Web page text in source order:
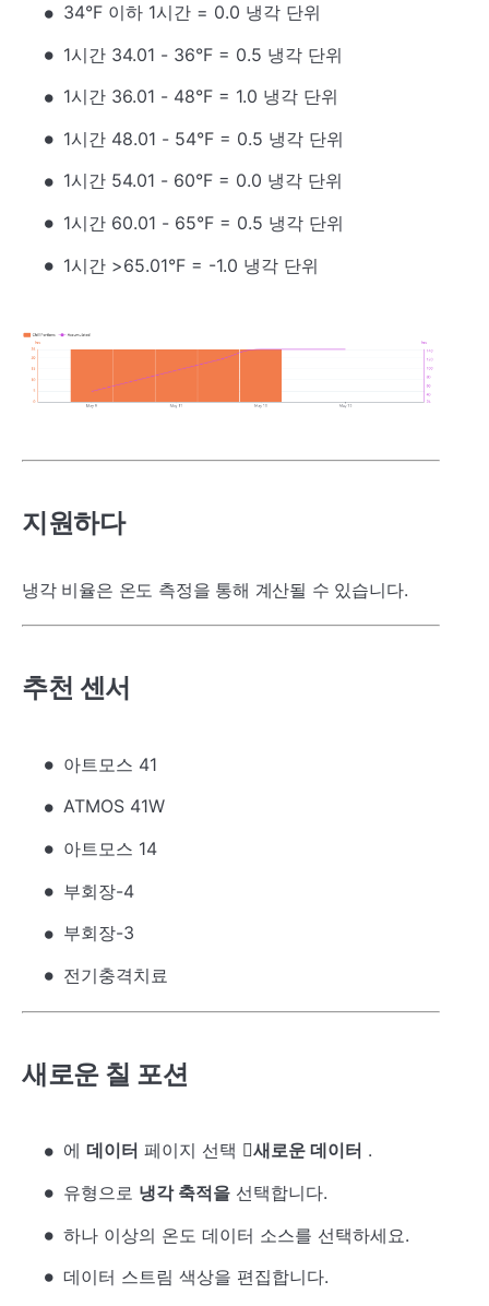
34°F 이하 1시간 = 0.0 냉각 단위
1시간 34.01 - 36°F = 0.5 냉각 단위
1시간 36.01 - 48°F = 1.0 냉각 단위
1시간 48.01 - 54°F = 0.5 냉각 단위
1시간 54.01 - 60°F = 0.0 냉각 단위
1시간 60.01 - 65°F = 0.5 냉각 단위
1시간 >65.01°F = -1.0 냉각 단위
지원하다
냉각 비율은 온도 측정을 통해 계산될 수 있습니다.
추천 센서
아트모스 41
ATMOS 41W
아트모스 14
부회장-4
부회장-3
전기충격치료
새로운 칠 포션
에 데이터 페이지 선택 새로운 데이터 .
유형으로 냉각 축적을 선택합니다.
하나 이상의 온도 데이터 소스를 선택하세요.
데이터 스트림 색상을 편집합니다.